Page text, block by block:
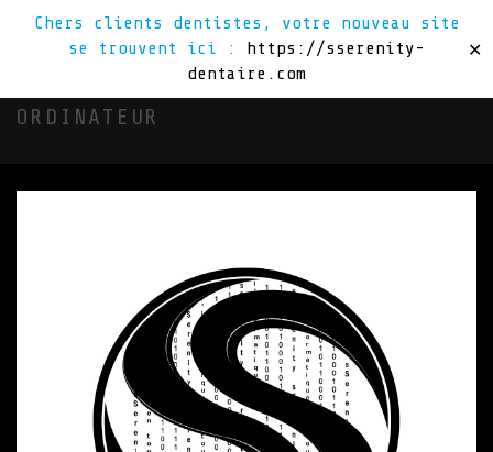
Chers clients dentistes, votre nouveau site
se trouvent ici : https://sserenity-
dentaire.com
✕
ORDINATEUR